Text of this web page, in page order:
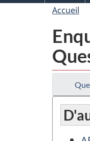
Accueil